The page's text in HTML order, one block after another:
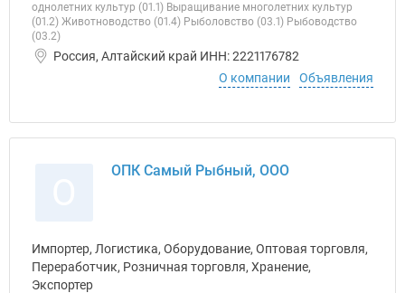
однолетних культур (01.1) Выращивание многолетних культур
(01.2) Животноводство (01.4) Рыболовство (03.1) Рыбоводство
(03.2)
Россия, Алтайский край ИНН: 2221176782
О компании
Объявления
ОПК Самый Рыбный, ООО
Импортер, Логистика, Оборудование, Оптовая торговля,
Переработчик, Розничная торговля, Хранение,
Экспортер